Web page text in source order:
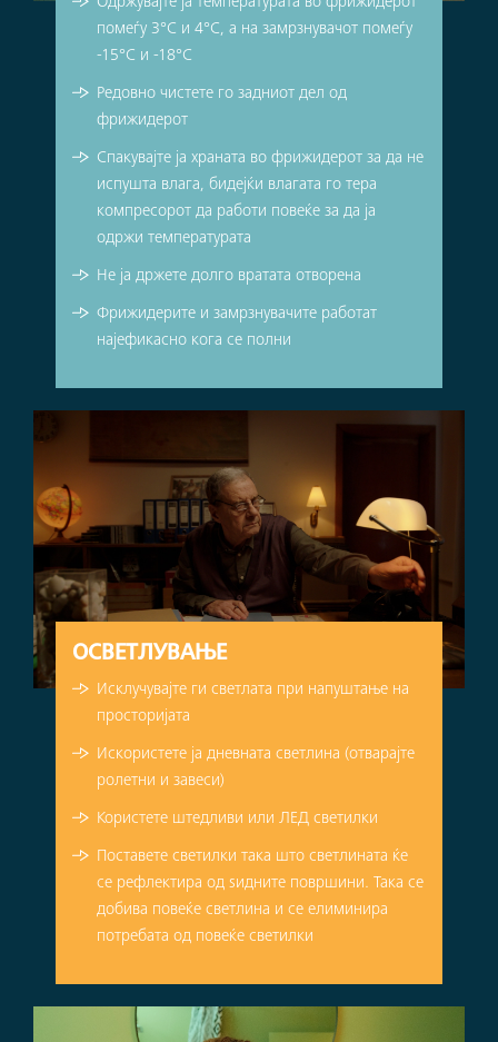
помеѓу 3°C и 4°C, а на замрзнувачот помеѓу
-15°C и -18°C
Редовно чистете го задниот дел од
фрижидерот
Спакувајте ја храната во фрижидерот за да не
испушта влага, бидејќи влагата го тера
компресорот да работи повеќе за да ја
одржи температурата
Не ја држете долго вратата отворена
Фрижидерите и замрзнувачите работат
најефикасно кога се полни
ОСВЕТЛУВАЊЕ
Исклучувајте ги светлата при напуштање на
просторијата
Искористете ја дневната светлина (отварајте
ролетни и завеси)
Користете штедливи или ЛЕД светилки
Поставете светилки така што светлината ќе
се рефлектира од ѕидните површини. Така се
добива повеќе светлина и се елиминира
потребата од повеќе светилки